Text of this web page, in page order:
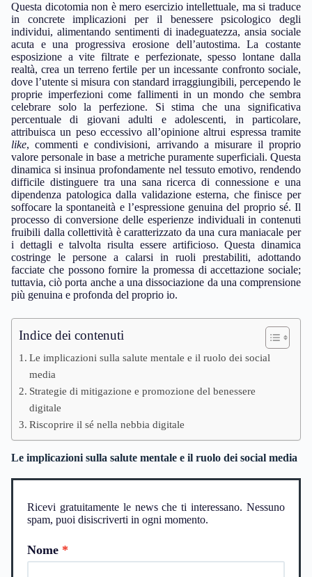
Questa dicotomia non è mero esercizio intellettuale, ma si traduce
in concrete implicazioni per il benessere psicologico degli
individui, alimentando sentimenti di inadeguatezza, ansia sociale
acuta e una progressiva erosione dell’autostima. La costante
esposizione a vite filtrate e perfezionate, spesso lontane dalla
realtà, crea un terreno fertile per un incessante confronto sociale,
dove l’utente si misura con standard irraggiungibili, percependo le
proprie imperfezioni come fallimenti in un mondo che sembra
celebrare solo la perfezione. Si stima che una significativa
percentuale di giovani adulti e adolescenti, in particolare,
attribuisca un peso eccessivo all’opinione altrui espressa tramite
like, commenti e condivisioni, arrivando a misurare il proprio
valore personale in base a metriche puramente superficiali. Questa
dinamica si insinua profondamente nel tessuto emotivo, rendendo
difficile distinguere tra una sana ricerca di connessione e una
dipendenza patologica dalla validazione esterna, che finisce per
soffocare la spontaneità e l’espressione genuina del proprio sé. Il
processo di conversione delle esperienze individuali in contenuti
fruibili dalla collettività è caratterizzato da una cura maniacale per
i dettagli e talvolta risulta essere artificioso. Questa dinamica
costringe le persone a calarsi in ruoli prestabiliti, adottando
facciate che possono fornire la promessa di accettazione sociale;
tuttavia, ciò porta anche a una dissociazione da una comprensione
più genuina e profonda del proprio io.
Indice dei contenuti
Le implicazioni sulla salute mentale e il ruolo dei social
media
Strategie di mitigazione e promozione del benessere
digitale
Riscoprire il sé nella nebbia digitale
Le implicazioni sulla salute mentale e il ruolo dei social media
Ricevi gratuitamente le news che ti interessano. Nessuno
spam, puoi disiscriverti in ogni momento.
Nome